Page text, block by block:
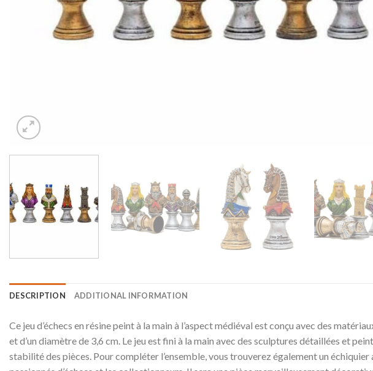
DESCRIPTION ADDITIONAL INFORMATION
Ce jeu d’échecs en résine peint à la main à l’aspect médiéval est conçu avec des
et d’un diamètre de 3,6 cm. Le jeu est fini à la main avec des sculptures détaillées et
stabilité des pièces. Pour compléter l’ensemble, vous trouverez également un échiquier